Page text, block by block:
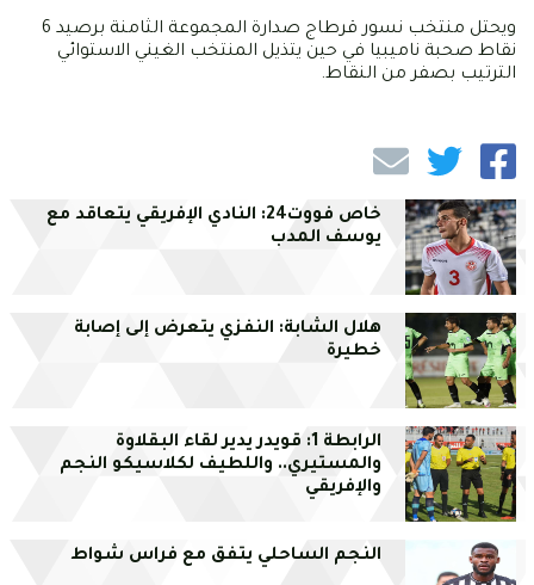
ويحتل منتخب نسور قرطاج صدارة المجموعة الثامنة برصيد 6
نقاط صحبة ناميبيا في حين يتذيل المنتخب الغيني الاستوائي
الترتيب بصفر من النقاط.
خاص فووت24: النادي الإفريقي يتعاقد مع
يوسف المدب
هلال الشابة: النفزي يتعرض إلى إصابة
خطيرة
الرابطة 1: قويدر يدير لقاء البقلاوة
والمستيري.. واللطيف لكلاسيكو النجم
والإفريقي
النجم الساحلي يتفق مع فراس شواط